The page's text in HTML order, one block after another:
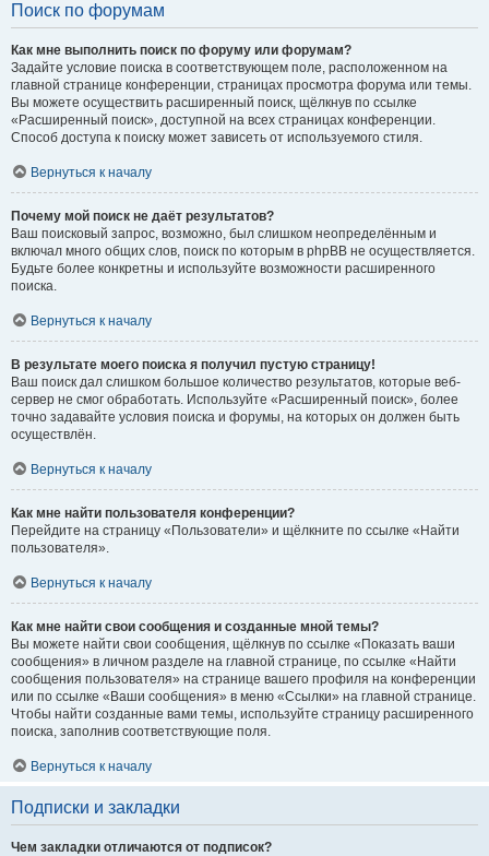
Поиск по форумам
Как мне выполнить поиск по форуму или форумам?
Задайте условие поиска в соответствующем поле, расположенном на
главной странице конференции, страницах просмотра форума или темы.
Вы можете осуществить расширенный поиск, щёлкнув по ссылке
«Расширенный поиск», доступной на всех страницах конференции.
Способ доступа к поиску может зависеть от используемого стиля.
Вернуться к началу
Почему мой поиск не даёт результатов?
Ваш поисковый запрос, возможно, был слишком неопределённым и
включал много общих слов, поиск по которым в phpBB не осуществляется.
Будьте более конкретны и используйте возможности расширенного
поиска.
Вернуться к началу
В результате моего поиска я получил пустую страницу!
Ваш поиск дал слишком большое количество результатов, которые веб-
сервер не смог обработать. Используйте «Расширенный поиск», более
точно задавайте условия поиска и форумы, на которых он должен быть
осуществлён.
Вернуться к началу
Как мне найти пользователя конференции?
Перейдите на страницу «Пользователи» и щёлкните по ссылке «Найти
пользователя».
Вернуться к началу
Как мне найти свои сообщения и созданные мной темы?
Вы можете найти свои сообщения, щёлкнув по ссылке «Показать ваши
сообщения» в личном разделе на главной странице, по ссылке «Найти
сообщения пользователя» на странице вашего профиля на конференции
или по ссылке «Ваши сообщения» в меню «Ссылки» на главной странице.
Чтобы найти созданные вами темы, используйте страницу расширенного
поиска, заполнив соответствующие поля.
Вернуться к началу
Подписки и закладки
Чем закладки отличаются от подписок?